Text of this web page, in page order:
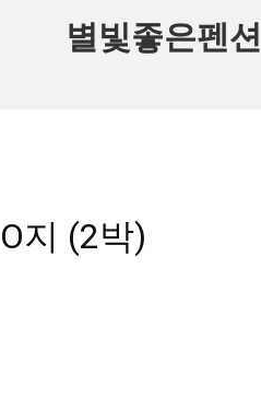
별빛좋은펜션
지 (2박)